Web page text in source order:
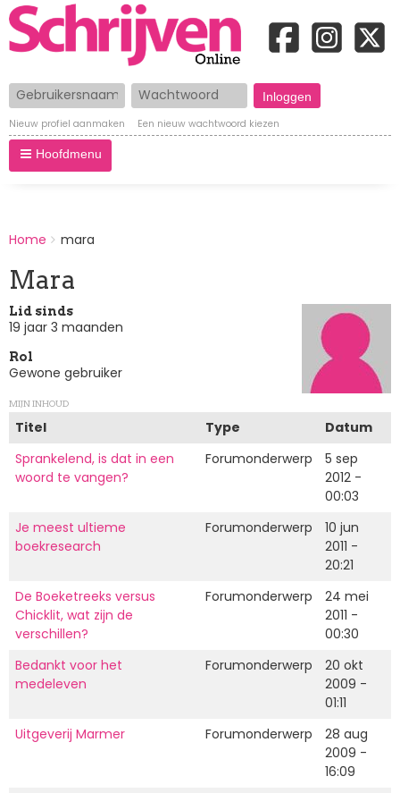
Gebruikersnaam Wachtwoord
Nieuw profiel aanmaken Een nieuw wachtwoord kiezen
Hoofdmenu
BREADCRUMBS
You
here:
Home mara
Mara
Lid sinds
19 jaar 3 maanden
Rol
Gewone gebruiker
MIJN INHOUD
Titel Type
Datum
Sprankelend, is dat in een
woord te vangen?
Forumonderwerp
5 sep
2012 -
00:03
Je meest ultieme
boekresearch
Forumonderwerp
10 jun
2011 -
20:21
De Boeketreeks versus
Chicklit, wat zijn de
verschillen?
Forumonderwerp
24 mei
2011 -
00:30
Bedankt voor het
medeleven
Forumonderwerp
20 okt
2009 -
01:11
Uitgeverij Marmer
Forumonderwerp
28 aug
2009 -
16:09